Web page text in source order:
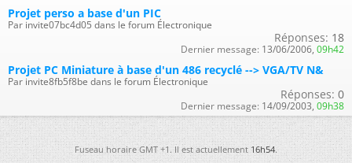
Projet perso a base d'un PIC
Par invite07bc4d05 dans le forum Électronique
Réponses: 18
Dernier message: 13/06/2006, 09h42
Projet PC Miniature à base d'un 486 recyclé --> VGA/TV N&
Par invite8fb5f8be dans le forum Électronique
Réponses: 0
Dernier message: 14/09/2003, 09h38
Fuseau horaire GMT +1. Il est actuellement16h54.